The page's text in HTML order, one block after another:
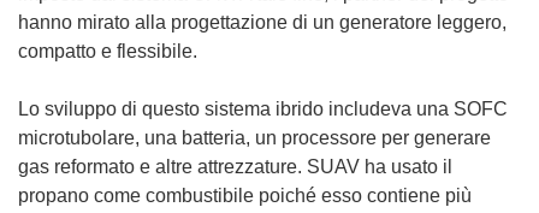
n
e
t
r
a
)
hanno mirato alla progettazione di un generatore leggero,
compatto e flessibile.
Lo sviluppo di questo sistema ibrido includeva una SOFC
microtubolare, una batteria, un processore per generare
gas reformato e altre attrezzature. SUAV ha usato il
propano come combustibile poiché esso contiene più